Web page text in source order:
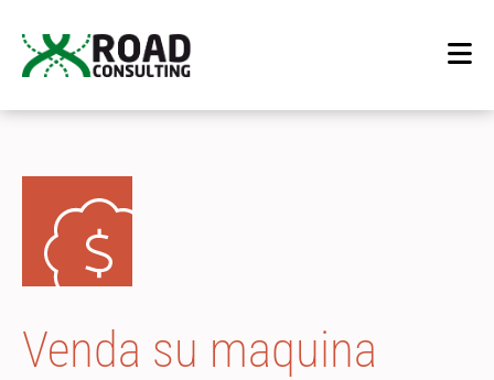
Venda su maquina